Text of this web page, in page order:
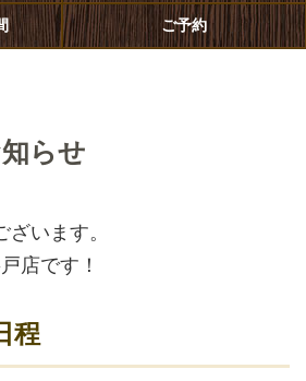
ご予約
らせ
います。
店です！
程